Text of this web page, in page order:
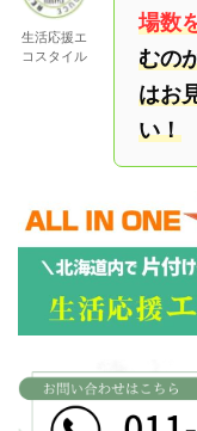
生活応援エ
コスタイル
場数
むの
はお
い！